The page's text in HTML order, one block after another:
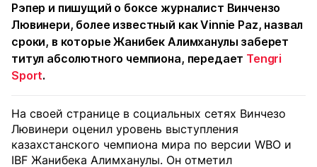
Рэпер и пишущий о боксе журналист Винчензо
Лювинери, более известный как Vinnie Paz, назвал
сроки, в которые Жанибек Алимханулы заберет
титул абсолютного чемпиона, передает Tengri
Sport.
На своей странице в социальных сетях Винчезо
Лювинери оценил уровень выступления
казахстанского чемпиона мира по версии WBO и
IBF Жанибека Алимханулы. Он отметил